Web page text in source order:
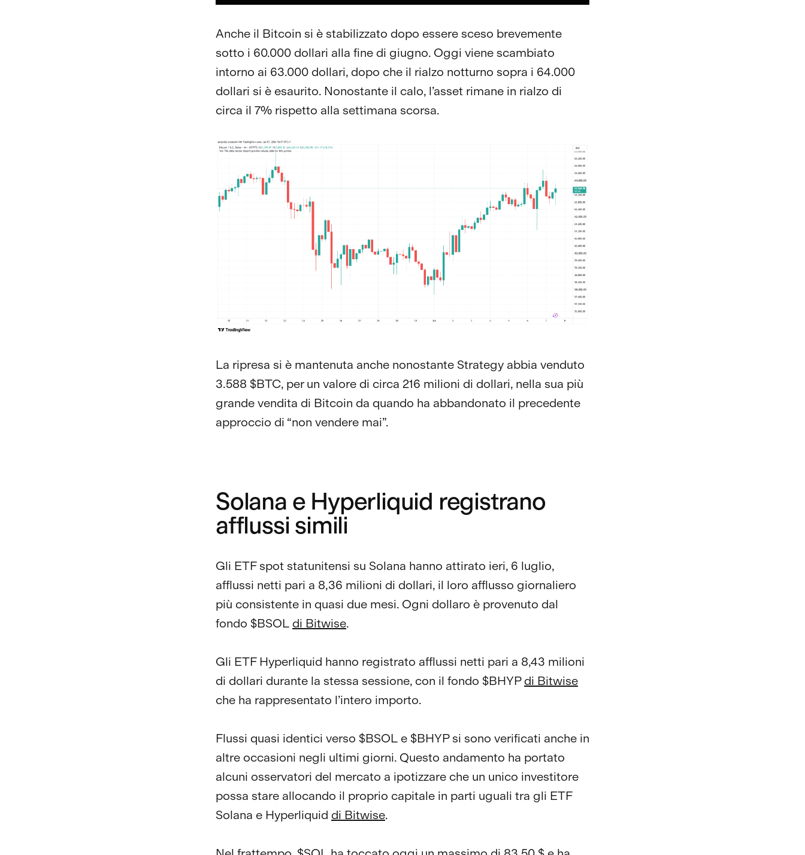
Anche il Bitcoin si è stabilizzato dopo essere sceso brevemente
sotto i 60.000 dollari alla fine di giugno. Oggi viene scambiato
intorno ai 63.000 dollari, dopo che il rialzo notturno sopra i 64.000
dollari si è esaurito. Nonostante il calo, l’asset rimane in rialzo di
circa il 7% rispetto alla settimana scorsa.
La ripresa si è mantenuta anche nonostante Strategy abbia venduto
3.588 $BTC, per un valore di circa 216 milioni di dollari, nella sua più
grande vendita di Bitcoin da quando ha abbandonato il precedente
approccio di “non vendere mai”.
Solana e Hyperliquid registrano
afflussi simili
Gli ETF spot statunitensi su Solana hanno attirato ieri, 6 luglio,
afflussi netti pari a 8,36 milioni di dollari, il loro afflusso giornaliero
più consistente in quasi due mesi. Ogni dollaro è provenuto dal
fondo $BSOL di Bitwise.
Gli ETF Hyperliquid hanno registrato afflussi netti pari a 8,43 milioni
di dollari durante la stessa sessione, con il fondo $BHYP di Bitwise
che ha rappresentato l’intero importo.
Flussi quasi identici verso $BSOL e $BHYP si sono verificati anche in
altre occasioni negli ultimi giorni. Questo andamento ha portato
alcuni osservatori del mercato a ipotizzare che un unico investitore
possa stare allocando il proprio capitale in parti uguali tra gli ETF
Solana e Hyperliquid di Bitwise.